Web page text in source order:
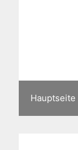
Hauptseite